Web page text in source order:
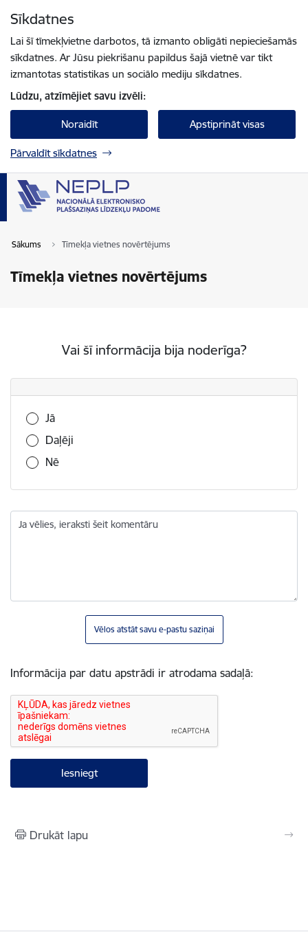
Sīkdatnes
Lai šī tīmekļvietne darbotos, tā izmanto obligāti nepieciešamās
sīkdatnes. Ar Jūsu piekrišanu papildus šajā vietnē var tikt
izmantotas statistikas un sociālo mediju sīkdatnes.
Lūdzu, atzīmējiet savu izvēli:
Noraidīt Apstiprināt visas
Pārvaldīt sīkdatnes
Sākums Tīmekļa vietnes novērtējums
Tīmekļa vietnes novērtējums
Vai šī informācija bija noderīga?
Vai šī informācija bija noderīga?
Jā
Daļēji
Nē
Ja vēlies, ieraksti šeit komentāru
Vēlos atstāt savu e-pastu saziņai
Informācija par datu apstrādi ir atrodama sadaļā:
Drukāt lapu